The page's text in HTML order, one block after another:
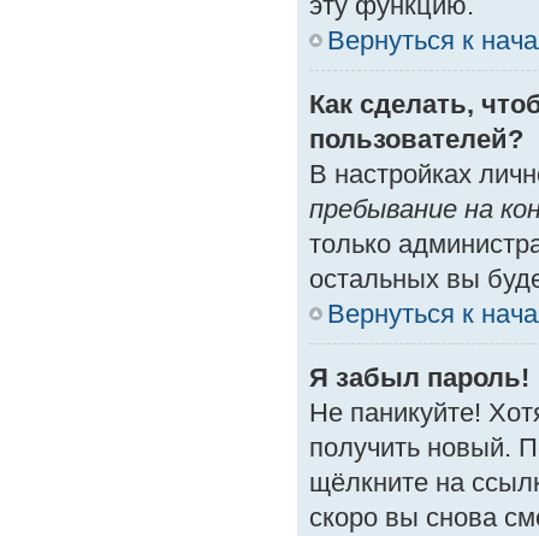
Вернуться к
Как сделать,
пользователей?
В настройках
пребывание на
только
остальных вы
Вернуться к
Я забыл пароль!
Не паникуйте!
получить новый.
щёлкните на
скоро вы снова